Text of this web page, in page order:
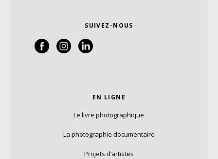
SUIVEZ-NOUS
EN LIGNE
Le livre photographique
La photographie documentaire
Projets d’artistes